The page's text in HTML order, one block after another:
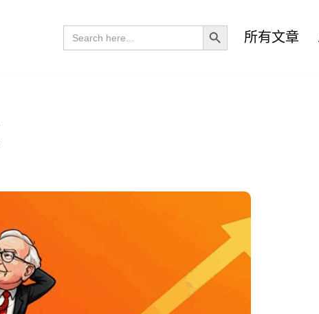
Search
for:
Search Button
所有文章